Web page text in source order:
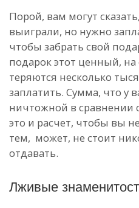
Порой, вам могут
выиграли, но нужно
чтобы забрать свой
подарок этот ценный, на
теряются несколько
заплатить. Сумма, что у
ничтожной в сравнении
это и расчет, чтобы вы
тем, может, не стоит
отдавать.
Лживые